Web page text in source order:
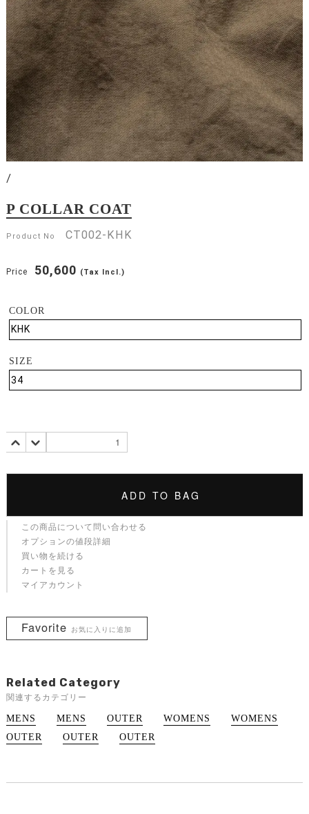
/
P COLLAR COAT
Product No CT002-KHK
Price 50,600 (Tax Incl.)
COLOR
SIZE
ADD TO BAG
この商品について問い合わせる
オプションの値段詳細
買い物を続ける
カートを見る
マイアカウント
Favorite お気に入りに追加
Related Category
関連するカテゴリー
MENS MENS OUTER WOMENS
WOMENS
OUTER
OUTER OUTER